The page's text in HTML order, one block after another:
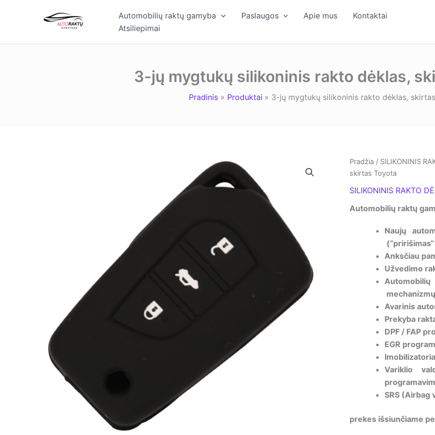
Automobilių raktų gamyba Paslaugos Apie mus
Kontaktai
Atsiliepimai
3-jų mygtukų silikoninis rakto dėklas,
Pradinis Produktai 3-jų mygtukų silikoninis rakto dėklas,
Pradžia / SILIKONINIS
skirtas Toyota
SILIKONINIS RAKTO
Automobilių raktų
Naujų
Anksčiau
Užvedimo
Avarinis
Prekyba
DPF / FAP
EGR
Variklio
SRS (Airbag
prekes išsiunčiame